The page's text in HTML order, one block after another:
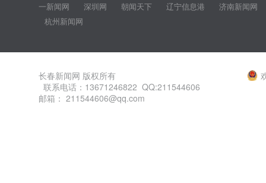
一新闻网
深圳网 朝闻天下 辽宁信息港
济南新闻网
杭州新闻网
长春新闻网 版权所有
联系电话：13671246822 QQ:211544606
邮箱： 211544606@qq.com